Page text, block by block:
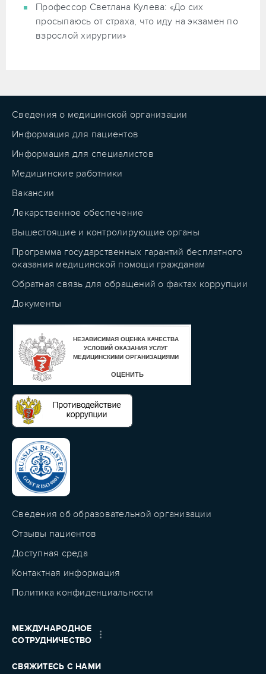
Профессор Светлана Кулева: «До сих
просыпаюсь от страха, что иду на экзамен по
взрослой хирургии»
Сведения о медицинской организации
Информация для пациентов
Информация для специалистов
Медицинские работники
Вакансии
Лекарственное обеспечение
Вышестоящие и контролирующие органы
Программа государственных гарантий бесплатного
оказания медицинской помощи гражданам
Обратная связь для обращений о фактах коррупции
Документы
Сведения об образовательной организации
Отзывы пациентов
Доступная среда
Контактная информация
Политика конфиденциальности
МЕЖДУНАРОДНОЕ
СОТРУДНИЧЕСТВО
СВЯЖИТЕСЬ С НАМИ